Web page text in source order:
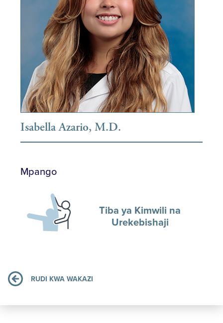
Isabella Azario, M.D.
Mpango
Tiba ya Kimwili na
Urekebishaji
RUDI KWA WAKAZI